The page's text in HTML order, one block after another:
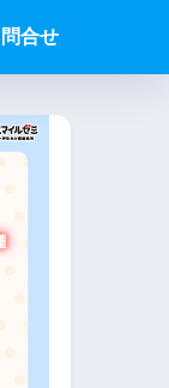
問合せ